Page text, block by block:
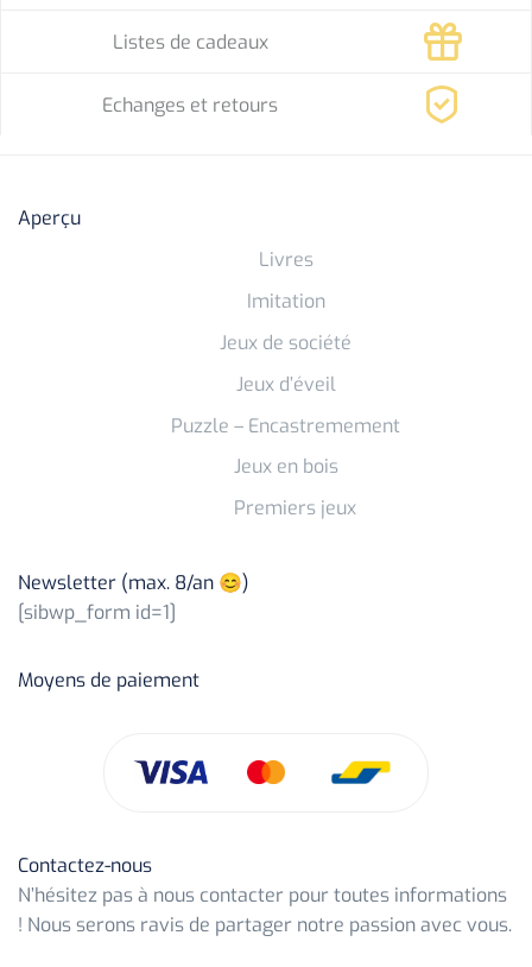
Listes de cadeaux
Echanges et retours
Aperçu
Livres
Imitation
Jeux de société
Jeux d’éveil
Puzzle – Encastremement
Jeux en bois
Premiers jeux
Newsletter (max. 8/an 😊)
[sibwp_form id=1]
Moyens de paiement
Contactez-nous
N’hésitez pas à nous contacter pour toutes informations
! Nous serons ravis de partager notre passion avec vous.